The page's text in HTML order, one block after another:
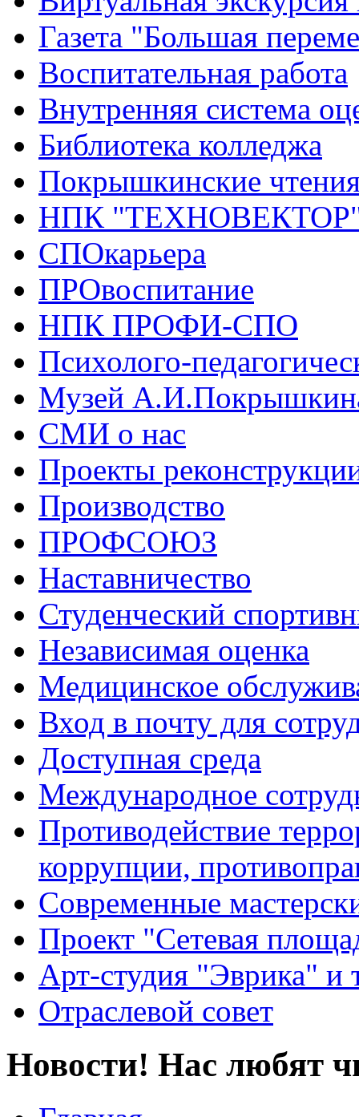
Газета "Большая
Воспитательная работа
Внутренняя система
Библиотека колледжа
Покрышкинские
НПК
СПОкарьера
ПРОвоспитание
НПК ПРОФИ-СПО
Психолого-
Музей
СМИ о нас
Проекты
Производство
ПРОФСОЮЗ
Наставничество
Студенческий
Независимая оценка
Медицинское
Вход в почту для
Доступная среда
Международное
Противодействие
коррупции,
Современные
Проект "Сетевая
Арт-студия "Эврика" и
Отраслевой совет
Новости! Нас любят